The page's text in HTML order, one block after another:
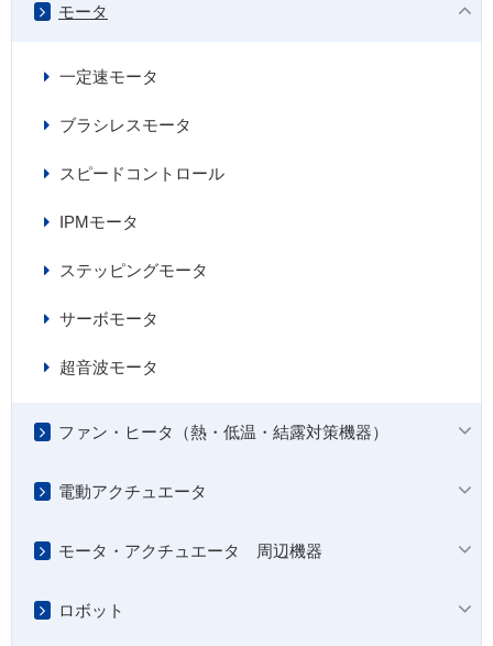
モータ
一定速モータ
ブラシレスモータ
スピードコントロール
IPMモータ
ステッピングモータ
サーボモータ
超音波モータ
ファン・ヒータ（熱・低温・結露対策機器）
電動アクチュエータ
モータ・アクチュエータ 周辺機器
ロボット